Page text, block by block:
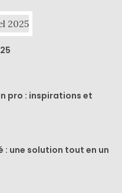
pro : inspirations et
une solution tout en un